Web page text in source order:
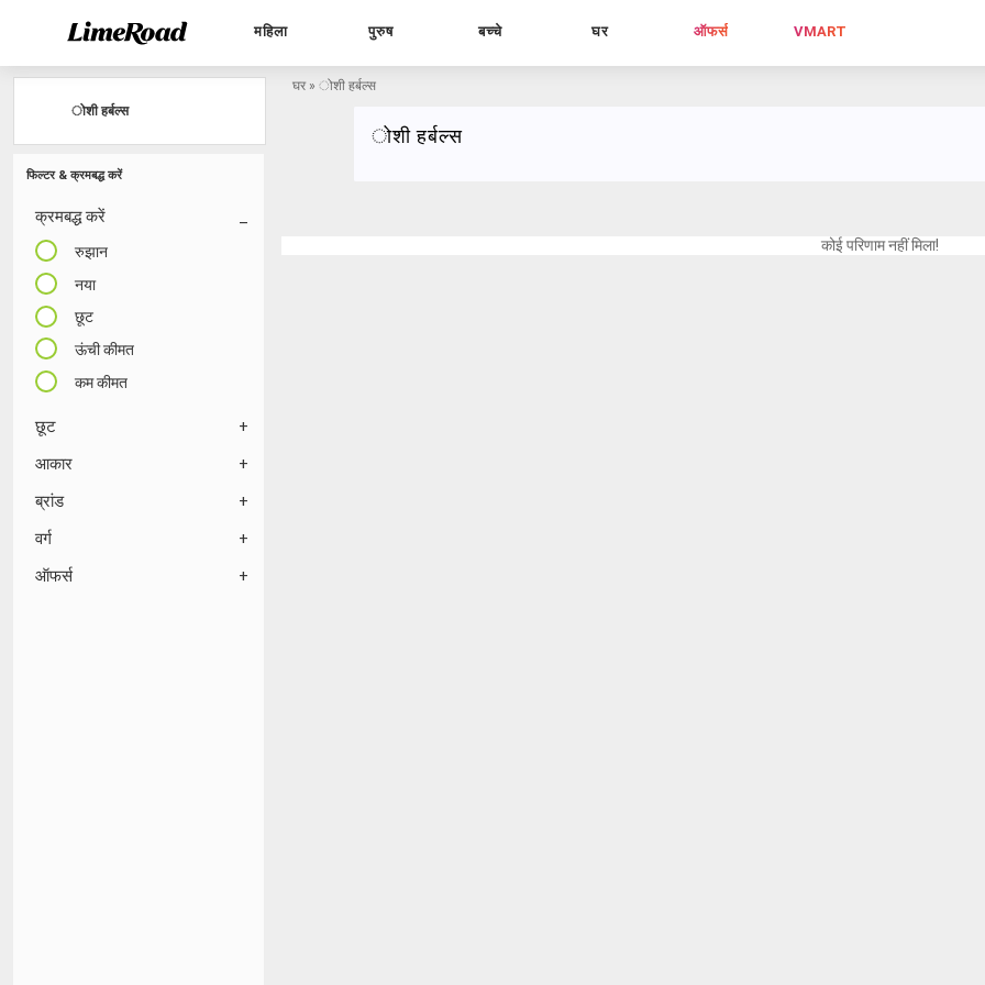
महिला पुरुष बच्चे घर ऑफर्स VMART
फिल्टर & क्रमबद्ध करें
क्रमबद्ध करें
रुझान
नया
छूट
ऊंची कीमत
कम कीमत
छूट
आकार
ब्रांड
वर्ग
ऑफर्स
घर »ोशी हर्बल्स
ोशी हर्बल्स
ोशी हर्बल्स
कोई परिणाम नहीं मिला!